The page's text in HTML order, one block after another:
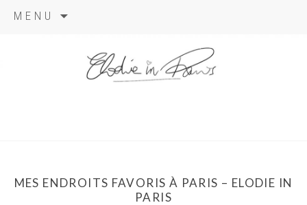
MENU
MES ENDROITS FAVORIS À PARIS – ELODIE IN
PARIS